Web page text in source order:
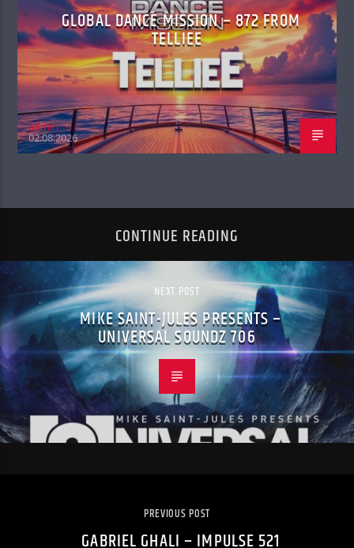
GLOBAL DANCE MISSION – 872 FROM
TELLIEE
admin
02.08.2026
CONTINUE READING
NEXT POST
MIKE SAINT-JULES PRESENTS –
UNIVERSAL SOUNDZ 706
PREVIOUS POST
GABRIEL GHALI – IMPULSE 521